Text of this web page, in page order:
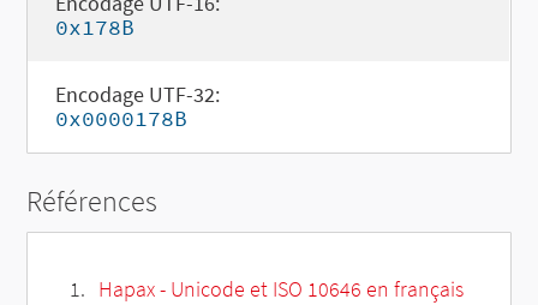
0x178B
Encodage UTF-32:
0x0000178B
Références
Hapax - Unicode et ISO 10646 en français